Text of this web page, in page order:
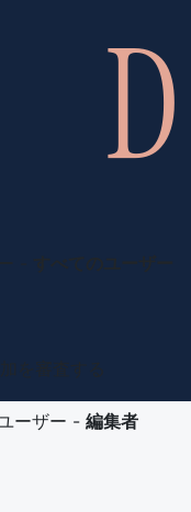
ーザー - 編集者